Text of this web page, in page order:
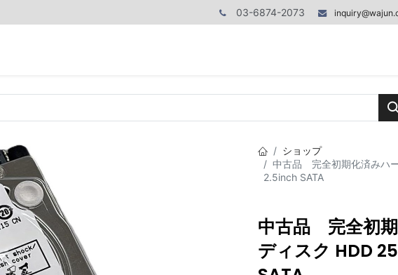
03-6874-2073
ショップ
中古品 完全初期化済みハ
2.5inch SATA
中古品 完全初
ディスク HDD